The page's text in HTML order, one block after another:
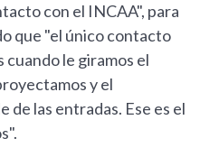
con el INCAA", para
que "el único contacto
cuando le giramos el
y el
las entradas. Ese es el